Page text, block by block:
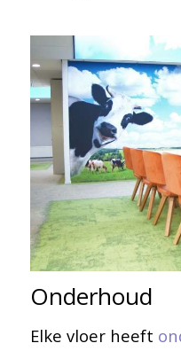
Onderhoud
Elke vloer heeft